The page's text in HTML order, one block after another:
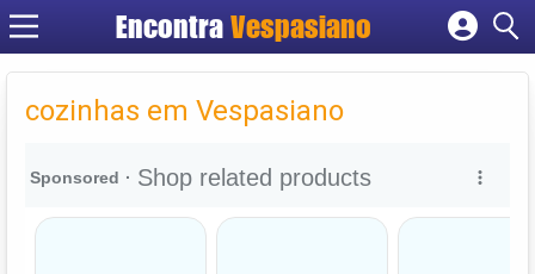
Encontra Vespasiano
Cadastrar empresa
Criar conta
cozinhas em Vespasiano